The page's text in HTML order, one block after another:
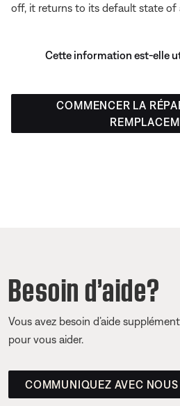
off, it returns to its default state
Cette information est-elle
COMMENCER LA
Besoin d’aide?
Vous avez besoin d’aide
pour vous aider.
COMMUNIQUEZ AVEC NOUS